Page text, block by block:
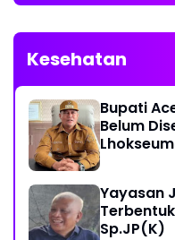
Kesehatan
Bupati
Belum
Yayasan
Sp.JP(K)